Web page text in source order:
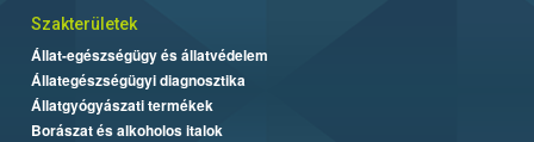
Szakterületek
Állat-egészségügy és állatvédelem
Állategészségügyi diagnosztika
Állatgyógyászati termékek
Borászat és alkoholos italok